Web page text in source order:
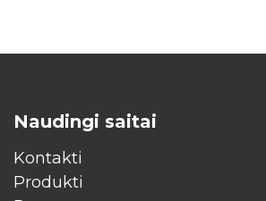
Naudingi saitai
Kontakti
Produkti